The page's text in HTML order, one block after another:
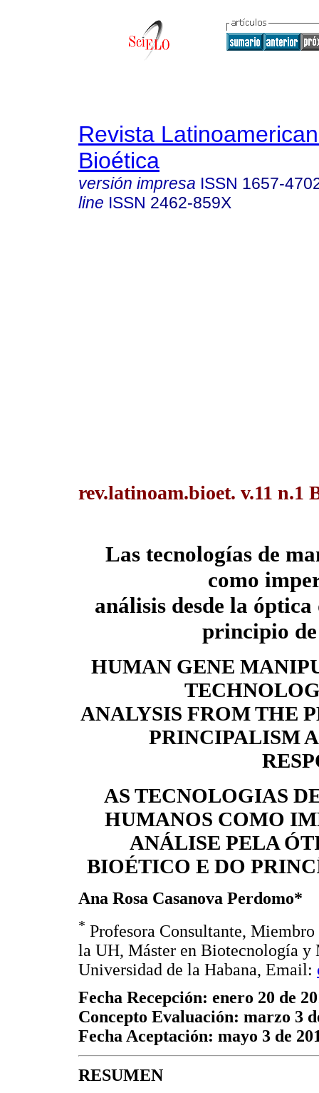
Revista
Bioética
versión impresa ISSN 1657-
line ISSN 2462-859X
rev.latinoam.bioet. v.11 n.1
Las tecnologías de
como
análisis desde la
principio
HUMAN GENE
ANALYSIS FROM THE
PRINCIPALISM
AS TECNOLOGIAS
HUMANOS COMO
ANÁLISE PELA
BIOÉTICO E DO
Ana Rosa Casanova Perdomo*
* Profesora Consultante,
la UH, Máster en Biotecnología y
Universidad de la Habana, Email:
Fecha Recepción: enero 20 de
Concepto Evaluación: marzo 3
Fecha Aceptación: mayo 3 de
RESUMEN